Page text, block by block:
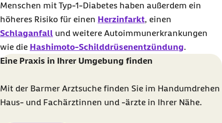
Menschen mit Typ-1-Diabetes haben außerdem ein
höheres Risiko für einen Herzinfarkt, einen
Schlaganfall und weitere Autoimmunerkrankungen
wie die Hashimoto-Schilddrüsenentzündung.
Eine Praxis in Ihrer Umgebung finden
Mit der Barmer Arztsuche finden Sie im Handumdrehen
Haus- und Fachärztinnen und -ärzte in Ihrer Nähe.